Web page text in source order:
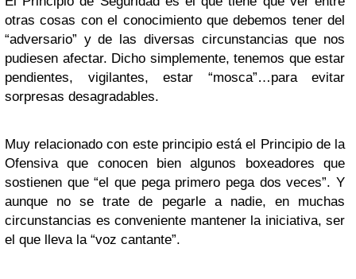
otras cosas con el conocimiento que debemos tener del
“adversario” y de las diversas circunstancias que nos
pudiesen afectar. Dicho simplemente, tenemos que estar
pendientes, vigilantes, estar “mosca”…para evitar
sorpresas desagradables.
Muy relacionado con este principio está el Principio de la
Ofensiva que conocen bien algunos boxeadores que
sostienen que “el que pega primero pega dos veces”. Y
aunque no se trate de pegarle a nadie, en muchas
circunstancias es conveniente mantener la iniciativa, ser
el que lleva la “voz cantante”.